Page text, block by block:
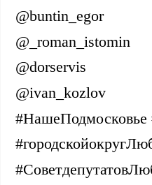
@buntin_egor
@_roman_istomin
@dorservis
@ivan_kozlov